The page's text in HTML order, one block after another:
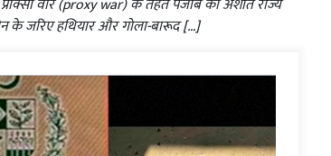
वॉर (proxy war) के तहत पंजाब को अशांत राज्य
के जरिए हथियार और गोला-बारूद […]